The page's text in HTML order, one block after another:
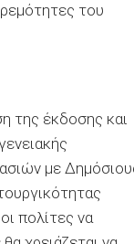
του
της έκδοσης και
με
πολίτες να